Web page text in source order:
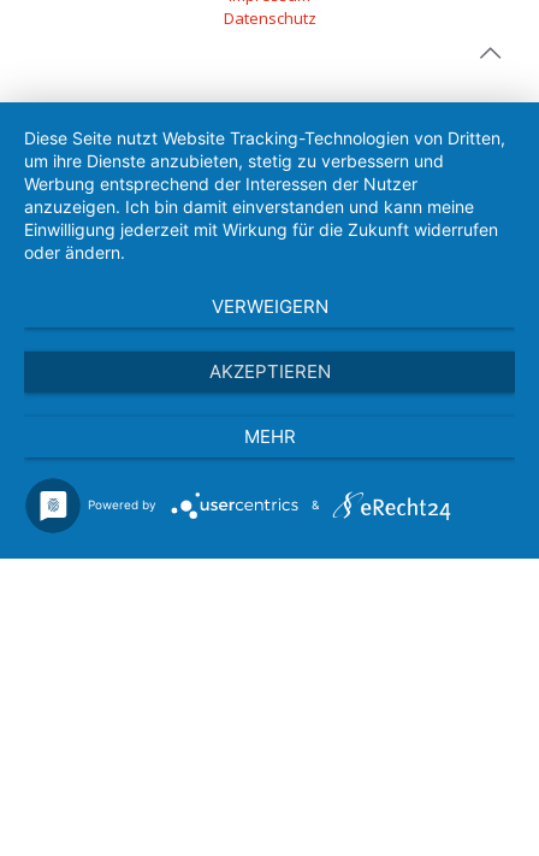
Datenschutz
Diese Seite nutzt Website Tracking-Technologien von Dritten,
um ihre Dienste anzubieten, stetig zu verbessern und
Werbung entsprechend der Interessen der Nutzer
anzuzeigen. Ich bin damit einverstanden und kann meine
Einwilligung jederzeit mit Wirkung für die Zukunft widerrufen
oder ändern.
VERWEIGERN
AKZEPTIEREN
MEHR
Powered by &